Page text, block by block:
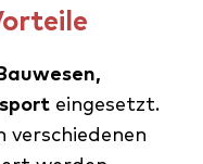
eingesetzt.
verschiedenen